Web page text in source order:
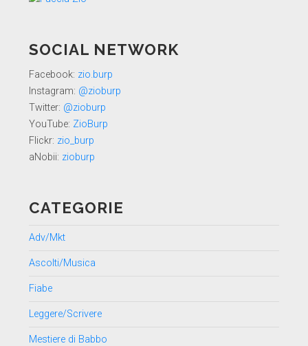
SOCIAL NETWORK
Facebook: zio.burp
Instagram: @zioburp
Twitter: @zioburp
YouTube: ZioBurp
Flickr: zio_burp
aNobii: zioburp
CATEGORIE
Adv/Mkt
Ascolti/Musica
Fiabe
Leggere/Scrivere
Mestiere di Babbo